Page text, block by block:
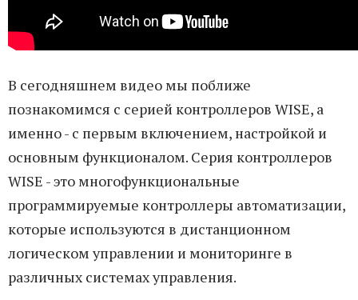
В сегодняшнем видео мы поближе
познакомимся с серией контроллеров WISE, а
именно - с первым включением, настройкой и
основным функционалом. Серия контроллеров
WISE - это многофункциональные
программируемые контроллеры автоматизации,
которые используются в дистанционном
логическом управлении и мониторинге в
различных системах управления.